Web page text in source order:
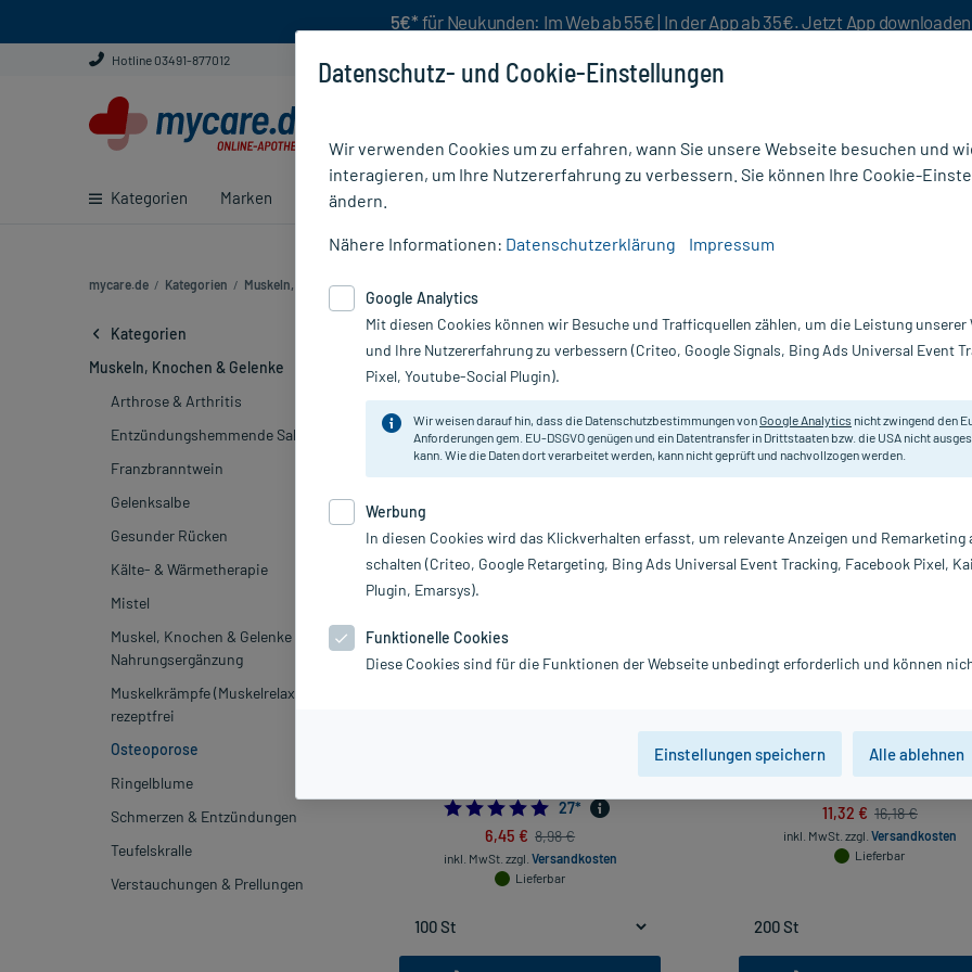
5€* für Neukunden: Im Web ab 55€ | In der App ab 35€. Jetzt App downloaden
Hotline 03491-877012
Kategorien Marken Ratgeber
mycare.de / Kategorien / Muskeln, Knochen & Gelenke
Kategorien
Muskeln, Knochen & Gelenke
Arthrose & Arthritis
Entzündungshemmende Salbe
Franzbranntwein
Gelenksalbe
Gesunder Rücken
Kälte- & Wärmetherapie
Mistel
Muskel, Knochen & Gelenke
Nahrungsergänzung
Muskelkrämpfe (Muskelrelaxans)
rezeptfrei
Osteoporose
Ringelblume
Schmerzen & Entzündungen
Teufelskralle
Verstauchungen & Prellungen
Osteoporose Medikamente
Bei einerOsteoporose, werden die Knochen porös und brechen leichter.
Knochenschwund
Marke Darreichung
Sortieren
-28%*
Vigantol 1.000 I.E. Vitamin D3 Tabletten, 100
4.962962962962963
27*
6,45 € 8,98 €
inkl. MwSt. zzgl. Versandkosten
Lieferbar
Dekristol 1000 I.E., 200 St
11,32 € 16,18 €
inkl. MwSt. zzgl. Versandkosten
Lieferbar
Datenschutz- und Cookie-Einstellungen
Wir verwenden Cookies um zu erfahren, wann Sie unsere Webseite besuchen und
interagieren, um Ihre Nutzererfahrung zu verbessern. Sie können Ihre Cookie-
ändern.
Nähere Informationen: Datenschutzerklärung Impressum
Google Analytics
Mit diesen Cookies können wir Besuche und Trafficquellen zählen, um die Leistung unserer
und Ihre Nutzererfahrung zu verbessern (Criteo, Google Signals, Bing Ads Universal Event
Pixel, Youtube-Social Plugin).
Wir weisen darauf hin, dass die Datenschutzbestimmungen vonGoogle Analytics nicht zwingend den
Anforderungen gem. EU-DSGVO genügen und ein Datentransfer in Drittstaaten bzw. die USA nicht
kann. Wie die Daten dort verarbeitet werden, kann nicht geprüft und nachvollzogen werden.
Werbung
In diesen Cookies wird das Klickverhalten erfasst, um relevante Anzeigen und Remarketing
schalten (Criteo, Google Retargeting, Bing Ads Universal Event Tracking, Facebook Pixel,
Plugin, Emarsys).
Funktionelle Cookies
Diese Cookies sind für die Funktionen der Webseite unbedingt erforderlich und können
Einstellungen speichern Alle ablehnen